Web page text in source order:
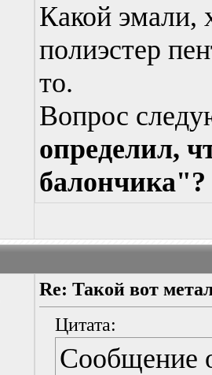
Какой эмали,
полиэстер
то.
Вопрос
определил,
балончика"?
Re: Такой вот
Цитата:
Сообщение